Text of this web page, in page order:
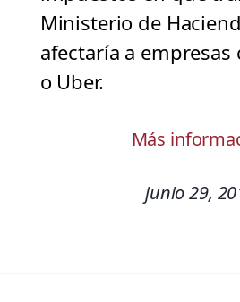
Ministerio de
afectaría a
o Uber.
Más
junio 29,